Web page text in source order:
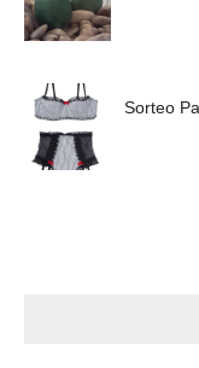
Sorteo